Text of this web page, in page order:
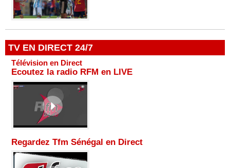
TV EN DIRECT 24/7
Télévision en Direct
Ecoutez la radio RFM en LIVE
Regardez Tfm Sénégal en Direct